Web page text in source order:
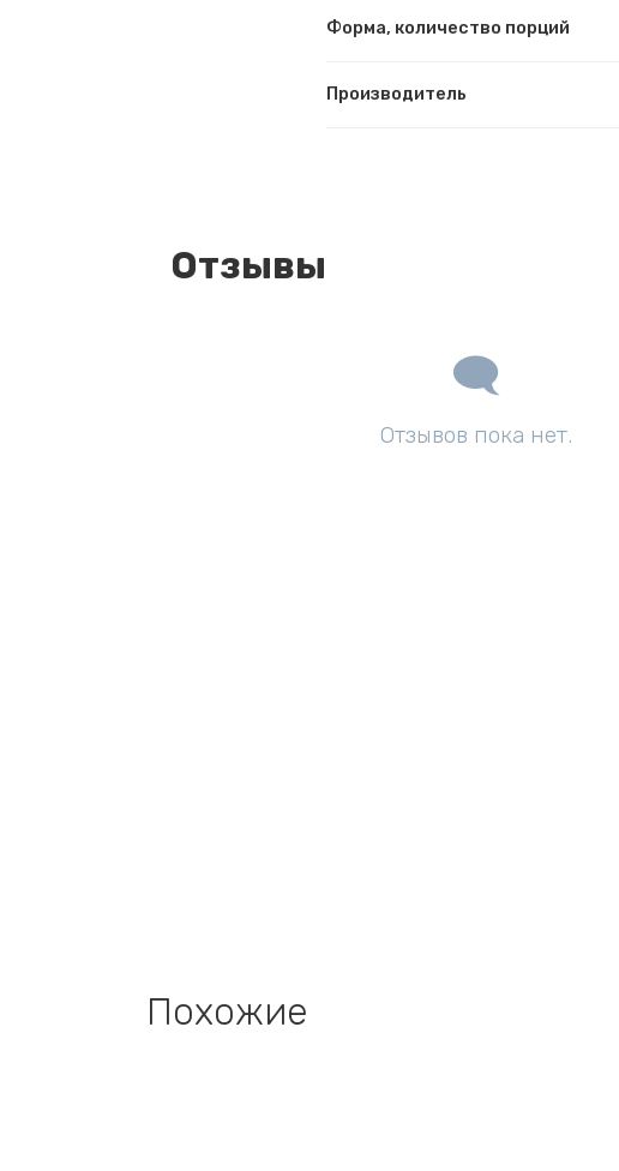
Форма, количество порций
Производитель
Отзывы
Отзывов пока нет.
Похожие